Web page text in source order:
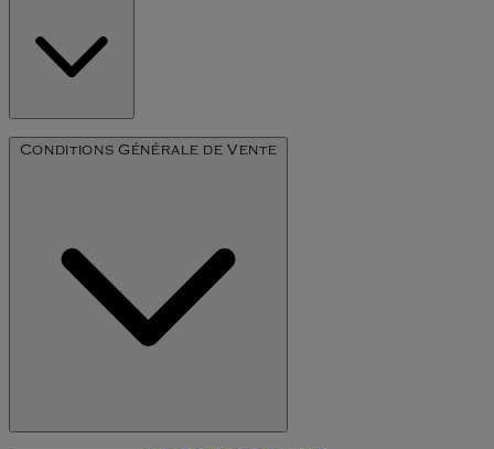
Notre Histoire
Conditions Générale de Vente